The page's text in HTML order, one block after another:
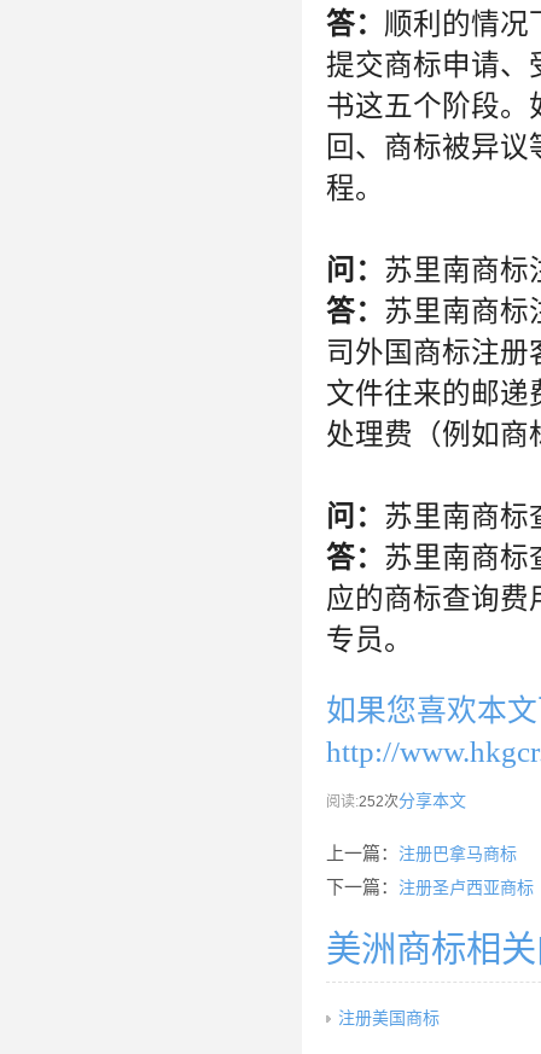
答： 顺利的情况
提交商标申请、
书这五个阶段。
回、商标被异
程。
问： 苏里南商标
答： 苏里南商标
司外国商标注册
文件往来的邮递
处理费（例如商
问： 苏里南商标
答： 苏里南商标
应的商标查询费
专员。
如果您喜欢本
http://
阅读:252次分享本文
上一篇： 注册巴拿马商标
下一篇： 注册圣卢西亚商标
美洲商标相
注册美国商标